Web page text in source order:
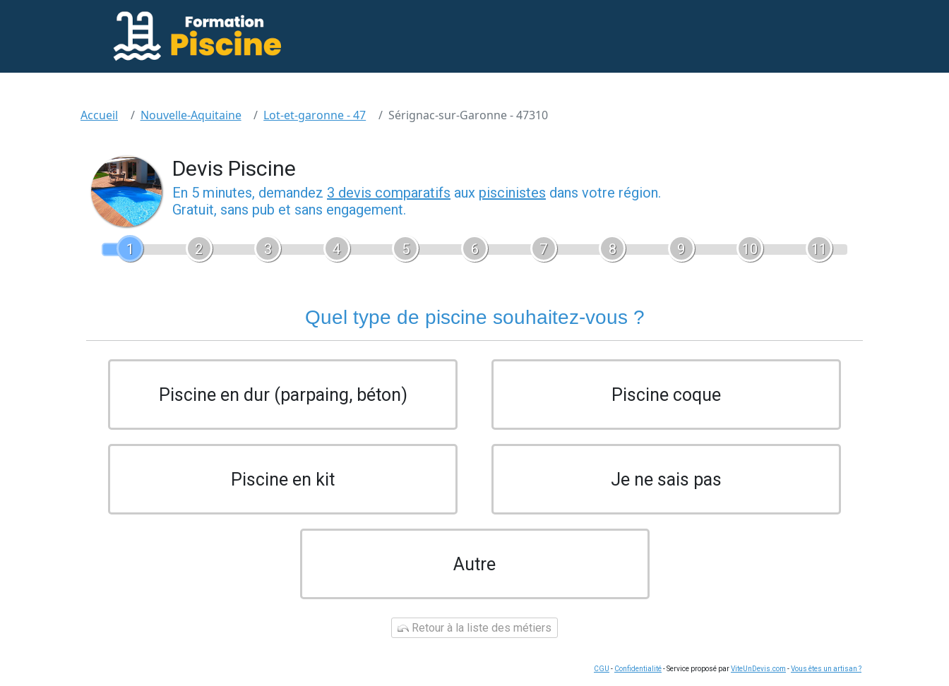
Accueil Nouvelle-Aquitaine Lot-et-garonne - 47 Sérignac-sur-Garonne - 47310
Devis Piscine
En 5 minutes, demandez 3 devis comparatifs aux piscinistes dans votre région.
Gratuit, sans pub et sans engagement.
1 2 3 4 5 6 7 8 9 10 11
Quel type de piscine souhaitez-vous ?
Piscine en dur (parpaing, béton) Piscine coque
Piscine en kit Je ne sais pas
Autre
Retour à la liste des métiers
CGU - Confidentialité- Service proposé parViteUnDevis.com -Vous êtes un artisan ?